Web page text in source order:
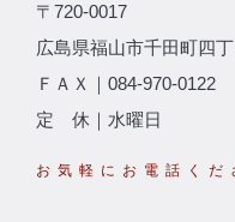
〒720-0017
広島県福山市千田町四
ＦＡＸ｜084-970-0122
定 休｜水曜日